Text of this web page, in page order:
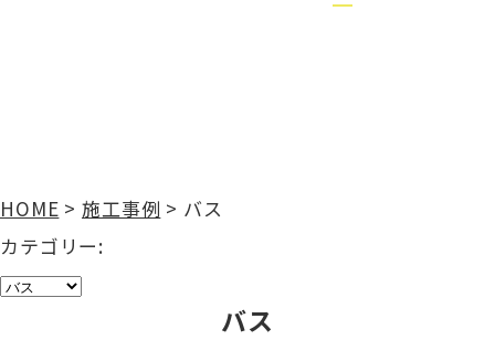
HOME > 施工事例 > バス
カテゴリー:
バス